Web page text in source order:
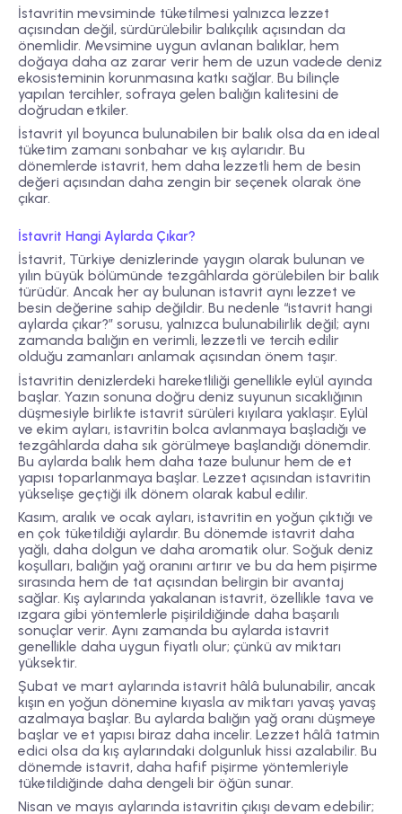
İstavritin mevsiminde tüketilmesi yalnızca lezzet
açısından değil, sürdürülebilir balıkçılık açısından da
önemlidir. Mevsimine uygun avlanan balıklar, hem
doğaya daha az zarar verir hem de uzun vadede deniz
ekosisteminin korunmasına katkı sağlar. Bu bilinçle
yapılan tercihler, sofraya gelen balığın kalitesini de
doğrudan etkiler.
İstavrit yıl boyunca bulunabilen bir balık olsa da en ideal
tüketim zamanı sonbahar ve kış aylarıdır. Bu
dönemlerde istavrit, hem daha lezzetli hem de besin
değeri açısından daha zengin bir seçenek olarak öne
çıkar.
İstavrit Hangi Aylarda Çıkar?
İstavrit, Türkiye denizlerinde yaygın olarak bulunan ve
yılın büyük bölümünde tezgâhlarda görülebilen bir balık
türüdür. Ancak her ay bulunan istavrit aynı lezzet ve
besin değerine sahip değildir. Bu nedenle “istavrit hangi
aylarda çıkar?” sorusu, yalnızca bulunabilirlik değil; aynı
zamanda balığın en verimli, lezzetli ve tercih edilir
olduğu zamanları anlamak açısından önem taşır.
İstavritin denizlerdeki hareketliliği genellikle eylül ayında
başlar. Yazın sonuna doğru deniz suyunun sıcaklığının
düşmesiyle birlikte istavrit sürüleri kıyılara yaklaşır. Eylül
ve ekim ayları, istavritin bolca avlanmaya başladığı ve
tezgâhlarda daha sık görülmeye başlandığı dönemdir.
Bu aylarda balık hem daha taze bulunur hem de et
yapısı toparlanmaya başlar. Lezzet açısından istavritin
yükselişe geçtiği ilk dönem olarak kabul edilir.
Kasım, aralık ve ocak ayları, istavritin en yoğun çıktığı ve
en çok tüketildiği aylardır. Bu dönemde istavrit daha
yağlı, daha dolgun ve daha aromatik olur. Soğuk deniz
koşulları, balığın yağ oranını artırır ve bu da hem pişirme
sırasında hem de tat açısından belirgin bir avantaj
sağlar. Kış aylarında yakalanan istavrit, özellikle tava ve
ızgara gibi yöntemlerle pişirildiğinde daha başarılı
sonuçlar verir. Aynı zamanda bu aylarda istavrit
genellikle daha uygun fiyatlı olur; çünkü av miktarı
yüksektir.
Şubat ve mart aylarında istavrit hâlâ bulunabilir, ancak
kışın en yoğun dönemine kıyasla av miktarı yavaş yavaş
azalmaya başlar. Bu aylarda balığın yağ oranı düşmeye
başlar ve et yapısı biraz daha incelir. Lezzet hâlâ tatmin
edici olsa da kış aylarındaki dolgunluk hissi azalabilir. Bu
dönemde istavrit, daha hafif pişirme yöntemleriyle
tüketildiğinde daha dengeli bir öğün sunar.
Nisan ve mayıs aylarında istavritin çıkışı devam edebilir;